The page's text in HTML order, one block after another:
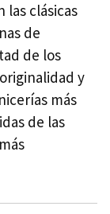
las clásicas
de
de los
y
más
de las